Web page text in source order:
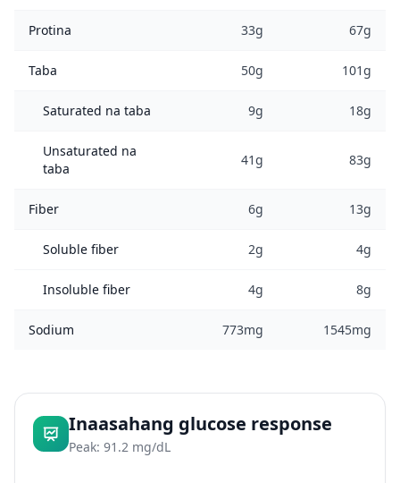
Protina 33g 67g
Taba 50g 101g
Saturated na taba 9g 18g
Unsaturated na
taba
41g 83g
Fiber 6g 13g
Soluble fiber 2g 4g
Insoluble fiber 4g 8g
Sodium 773mg 1545mg
Inaasahang glucose response
Peak: 91.2 mg/dL